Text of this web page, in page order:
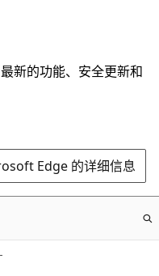
新的功能、安全更新和
Edge 的详细信息